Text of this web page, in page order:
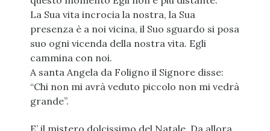
La Sua vita incrocia la nostra, la Sua
presenza è a noi vicina, il Suo sguardo si posa
suo ogni vicenda della nostra vita. Egli
cammina con noi.
A santa Angela da Foligno il Signore disse:
“Chi non mi avrà veduto piccolo non mi vedrà
grande”.